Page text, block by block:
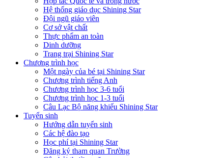
Hệ thống giáo dục Shining Star
Đội ngũ giáo viên
Cơ sở vật chất
Thực phẩm an toàn
Dinh dưỡng
Trang trại Shining Star
Chương trình học
Một ngày của bé tại Shining Star
Chương trình tiếng Anh
Chương trình học 3-6 tuổi
Chương trình học 1-3 tuổi
Câu Lạc Bộ năng khiếu Shining Star
Tuyển sinh
Hướng dẫn tuyển sinh
Các hệ đào tạo
Học phí tại Shining Star
Đăng ký tham quan Trường